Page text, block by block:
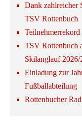
Dank zahlreicher
TSV Rottenbuch
TSV
Skilanglauf 2026/
Einladung zur
Fußballabteilung
Rottenbucher